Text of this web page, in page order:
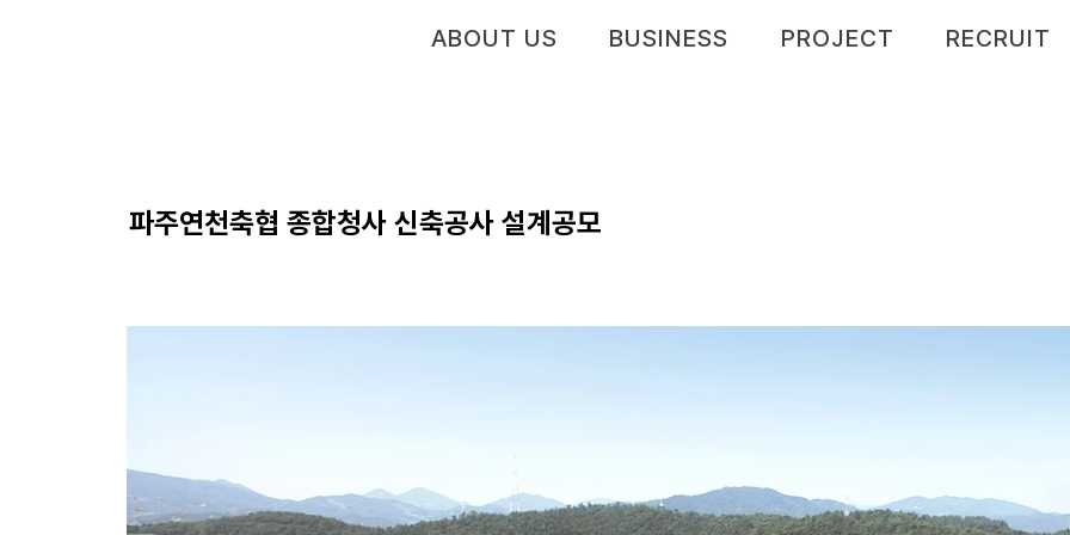
ABOUT US BUSINESS PROJECT RECRUIT
파주연천축협 종합청사 신축공사 설계공모